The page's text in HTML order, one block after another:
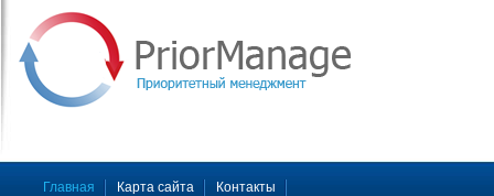
Главная Карта сайта Контакты